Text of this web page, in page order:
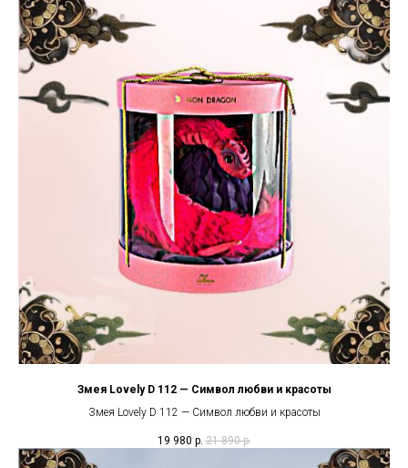
Змея Lovely D 112 — Символ любви и красоты
Змея Lovely D 112 — Символ любви и красоты
19 980 р. 21 890 р.